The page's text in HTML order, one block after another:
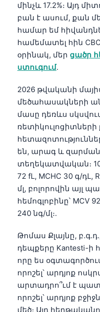
մինչև 17.2%։ Այդ
բան է ասում, քան
համար եմ
համեմատել հին
օրինակ, մեր ցածր
ստուգում.
2026 թվականի
մեծահասակների
մասը դեռևս
են, արագ և
տեղեկատվական։
72 fL, MCHC 30 գ/դL,
մլ, բոլորովին այլ
հեմոգլոբինը՝ MCV
240 նգ/մլ։.
Թոմաս Քլայնը,
դեպքերը Kantesti-ի
որը ես
որոշել՝ արդյոք
արտադրո՞ւմ է
որոշել՝ արդյոք
մեծ։ Այդ